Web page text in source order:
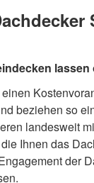
beziehen so
landesweit
Ihnen das
der